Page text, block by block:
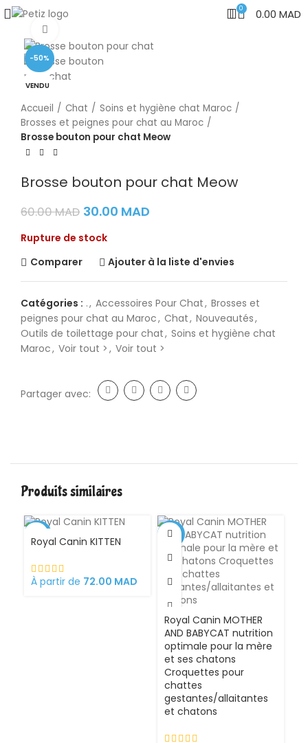
0 0.00 MAD
-50%
VENDU
Accueil Chat
Soins et hygiène chat Maroc
Brosses et peignes pour chat au Maroc
Brosse bouton pour chat Meow
Brosse bouton pour chat Meow
60.00MAD 30.00 MAD
Rupture de stock
Comparer
Ajouter à la liste d'envies
Catégories : ., Accessoires Pour Chat, Brosses et
peignes pour chat au Maroc, Chat, Nouveautés,
Outils de toilettage pour chat, Soins et hygiène chat
Maroc, Voir tout > , Voir tout >
Partager avec:
Produits similaires
Royal Canin KITTEN
À partir de 72.00 MAD
-11%
Royal Canin MOTHER
AND BABYCAT nutrition
optimale pour la mère
et ses chatons
Croquettes pour
chattes
gestantes/allaitantes
et chatons